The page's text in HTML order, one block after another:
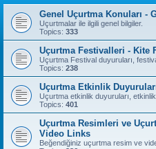
Genel Uçurtma Konuları -
Uçurtmalar ile ilgili genel bilgiler.
Topics: 333
Uçurtma Festivalleri - Kite
Uçurtma Festival duyuruları,
Topics: 238
Uçurtma Etkinlik
Uçurtma etkinlik duyuruları,
Topics: 401
Uçurtma Resimleri ve
Video Links
Beğendiğiniz uçurtma resim ve